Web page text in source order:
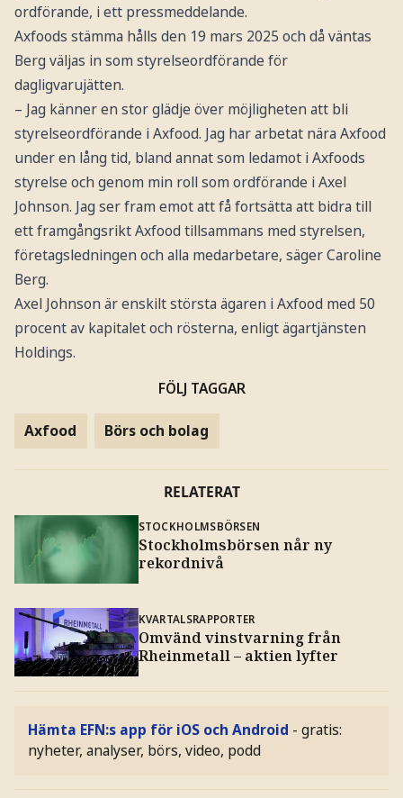
ordförande, i ett pressmeddelande.
Axfoods stämma hålls den 19 mars 2025 och då väntas
Berg väljas in som styrelseordförande för
dagligvarujätten.
– Jag känner en stor glädje över möjligheten att bli
styrelseordförande i Axfood. Jag har arbetat nära Axfood
under en lång tid, bland annat som ledamot i Axfoods
styrelse och genom min roll som ordförande i Axel
Johnson. Jag ser fram emot att få fortsätta att bidra till
ett framgångsrikt Axfood tillsammans med styrelsen,
företagsledningen och alla medarbetare, säger Caroline
Berg.
Axel Johnson är enskilt största ägaren i Axfood med 50
procent av kapitalet och rösterna, enligt ägartjänsten
Holdings.
FÖLJ TAGGAR
Axfood Börs och bolag
RELATERAT
STOCKHOLMSBÖRSEN
Stockholmsbörsen når ny
rekordnivå
KVARTALSRAPPORTER
Omvänd vinstvarning från
Rheinmetall – aktien lyfter
Hämta EFN:s app för iOS och Android - gratis:
nyheter, analyser, börs, video, podd